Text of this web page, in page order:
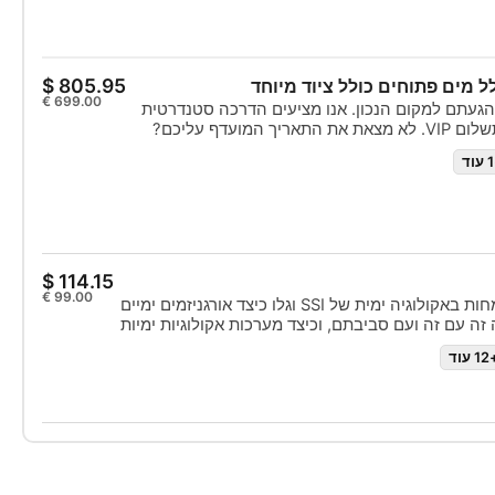
מים פתוחים כולל ציוד מיוחד
הגעתם למקום הנכון. אנו מציעים הדרכה סטנדרטית
של 1:1 ללא תוספת תשלום VIP. לא מצאת את התאריך המועדף עליכם?
קצר ונמצא זמן שמתאים לכם. הסמכה זו מוכרת
הטובה ביותר לצאת להרפתקה לכל החיים כצולל
השתתפו בקורס התמחות באקולוגיה ימית של SSI וגלו כיצד אורגניזמים ימיים
זה עם זה ועם סביבתם, וכיצד מערכות אקולוגיות ימיות
זו. עם ידע חדש זה, סביר להניח שתעריכו את החיים
סיום הקורס תקבלו את הסמכת התמחות האקולוגיה